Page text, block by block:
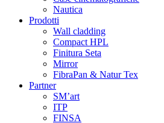
Nautica
Prodotti
Wall cladding
Compact HPL
Finitura Seta
Mirror
FibraPan & Natur Tex
Partner
SM’art
ITP
FINSA